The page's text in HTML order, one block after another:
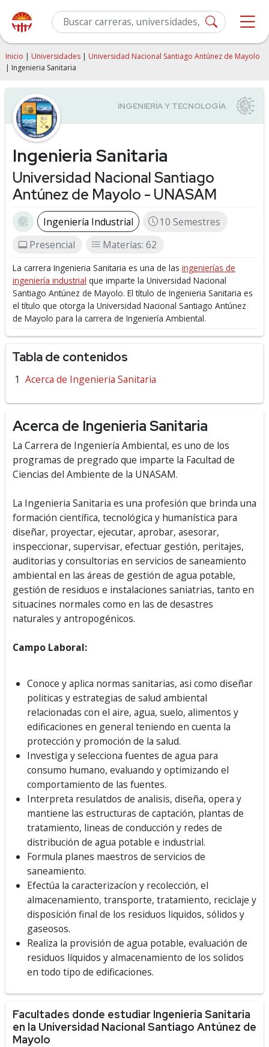
Inicio | Universidades | Universidad Nacional Santiago Antúnez de Mayolo
| Ingenieria Sanitaria
Ingenieria Sanitaria
Universidad Nacional Santiago
Antúnez de Mayolo - UNASAM
Ingeniería Industrial
10 Semestres
Presencial
Materias: 62
La carrera Ingenieria Sanitaria es una de las ingenierías de
ingeniería industrial que imparte la Universidad Nacional
Santiago Antúnez de Mayolo. El título de Ingenieria Sanitaria es
el título que otorga la Universidad Nacional Santiago Antúnez
de Mayolo para la carrera de Ingeniería Ambiental.
Tabla de contenidos
Acerca de Ingenieria Sanitaria
Acerca de Ingenieria Sanitaria
La Carrera de Ingeniería Ambiental, es uno de los
programas de pregrado que imparte la Facultad de
Ciencias del Ambiente de la UNASAM.
La Ingenieria Sanitaria es una profesión que brinda una
formación científica, tecnológica y humanística para
diseñar, proyectar, ejecutar, aprobar, asesorar,
inspeccionar, supervisar, efectuar gestión, peritajes,
auditorias y consultorias en servicios de saneamiento
ambiental en las áreas de gestión de agua potable,
gestión de residuos e instalaciones saniatrias, tanto en
situacines normales como en las de desastres
naturales y antropogénicos.
Campo Laboral:
Conoce y aplica normas sanitarias, asi como diseñar
politicas y estrategias de salud ambiental
relacionadas con el aire, agua, suelo, alimentos y
edificaciones en general teniendo en cuenta la
protección y promoción de la salud.
Investiga y selecciona fuentes de agua para
consumo humano, evaluando y optimizando el
comportamiento de las fuentes.
Interpreta resulatdos de analisis, diseña, opera y
mantiene las estructuras de captación, plantas de
tratamiento, lineas de conducción y redes de
distribución de agua potable e industrial.
Formula planes maestros de servicios de
saneamiento.
Efectúa la caracterizacíon y recolección, el
almacenamiento, transporte, tratamiento, reciclaje y
disposición final de los residuos liquidos, sólidos y
gaseosos.
Realiza la provisión de agua potable, evaluación de
residuos líquidos y almacenamiento de los solidos
en todo tipo de edificaciones.
Facultades donde estudiar Ingenieria Sanitaria
en la Universidad Nacional Santiago Antúnez de
Mayolo